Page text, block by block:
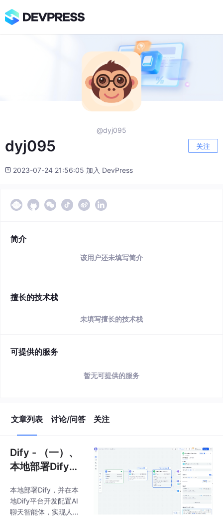
@dyj095
dyj095 关注
2023-07-24 21:56:05 加入 DevPress
简介
该用户还未填写简介
擅长的技术栈
未填写擅长的技术栈
可提供的服务
暂无可提供的服务
文章列表 讨论/问答 关注
Dify - （一）、
本地部署Dify
nt
本地部署Dify，并在本
地Dify平台开发配置AI
聊天智能体，实现人机